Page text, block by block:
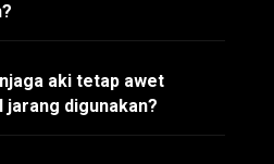
aki tetap awet
jarang digunakan?